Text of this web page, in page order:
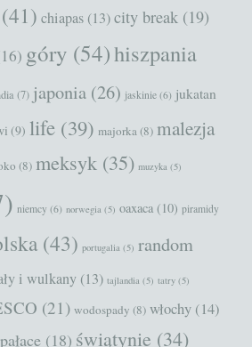
(41) chiapas (13) city break (19)
góry (54)hiszpania
(7) japonia (26) jaskinie (6) jukatan
(9) life (39) majorka(8) malezja
(8) meksyk (35) muzyka (5)
niemcy (6) norwegia (5) oaxaca (10) piramidy
(43) portugalia (5) random
i wulkany (13) tajlandia (5) tatry (5)
(21) wodospady (8) włochy (14)
(18) świątynie (34)